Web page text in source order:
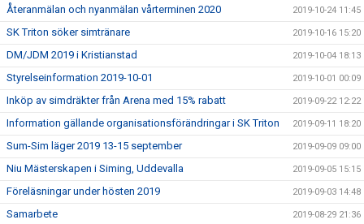
Återanmälan och nyanmälan vårterminen 2020 2019-10-24 11:45
SK Triton söker simtränare 2019-10-16 15:20
DM/JDM 2019 i Kristianstad 2019-10-04 18:13
Styrelseinformation 2019-10-01 2019-10-01 00:09
Inköp av simdräkter från Arena med 15% rabatt 2019-09-22 12:22
Information gällande organisationsförändringar i SK Triton 2019-09-11 18:20
Sum-Sim läger 2019 13-15 september 2019-09-09 09:00
Niu Mästerskapen i Siming, Uddevalla 2019-09-05 15:15
Föreläsningar under hösten 2019 2019-09-03 14:48
Samarbete 2019-08-29 21:36